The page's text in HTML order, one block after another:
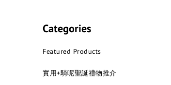
Categories
Featured Products
實用+騎呢聖誕禮物推介